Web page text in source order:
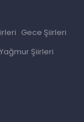
Gece Şiirleri
Yağmur Şiirleri